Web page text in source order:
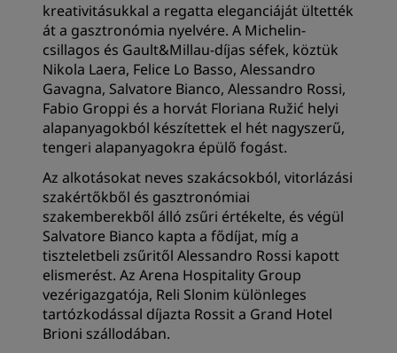
kreativitásukkal a regatta eleganciáját ültették
át a gasztronómia nyelvére. A Michelin-
csillagos és Gault&Millau-díjas séfek, köztük
Nikola Laera, Felice Lo Basso, Alessandro
Gavagna, Salvatore Bianco, Alessandro Rossi,
Fabio Groppi és a horvát Floriana Ružić helyi
alapanyagokból készítettek el hét nagyszerű,
tengeri alapanyagokra épülő fogást.
Az alkotásokat neves szakácsokból, vitorlázási
szakértőkből és gasztronómiai
szakemberekből álló zsűri értékelte, és végül
Salvatore Bianco kapta a fődíjat, míg a
tiszteletbeli zsűritől Alessandro Rossi kapott
elismerést. Az Arena Hospitality Group
vezérigazgatója, Reli Slonim különleges
tartózkodással díjazta Rossit a Grand Hotel
Brioni szállodában.